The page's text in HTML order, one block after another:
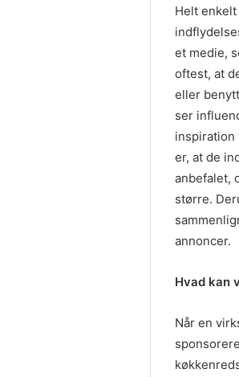
Helt
et medie,
oftest, at
eller
ser
inspiration
er, at de
anbefalet,
større.
annoncer.
Hvad kan
Når en